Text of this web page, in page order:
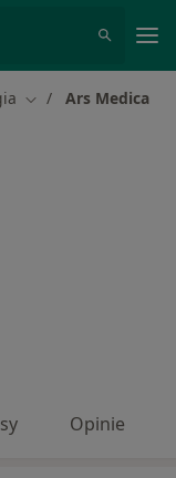
Zmień miasto
Ars Medica
Opinie